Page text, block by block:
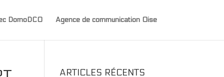
DomoDCO Agence de communication Oise
ARTICLES RÉCENTS